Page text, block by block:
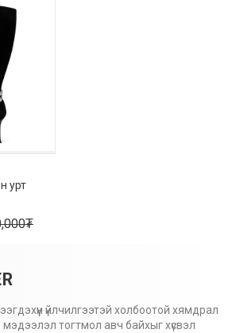
урт
₮
үйлчилгээтэй холбоотой хямдрал
тогтмол авч байхыг хүсвэл